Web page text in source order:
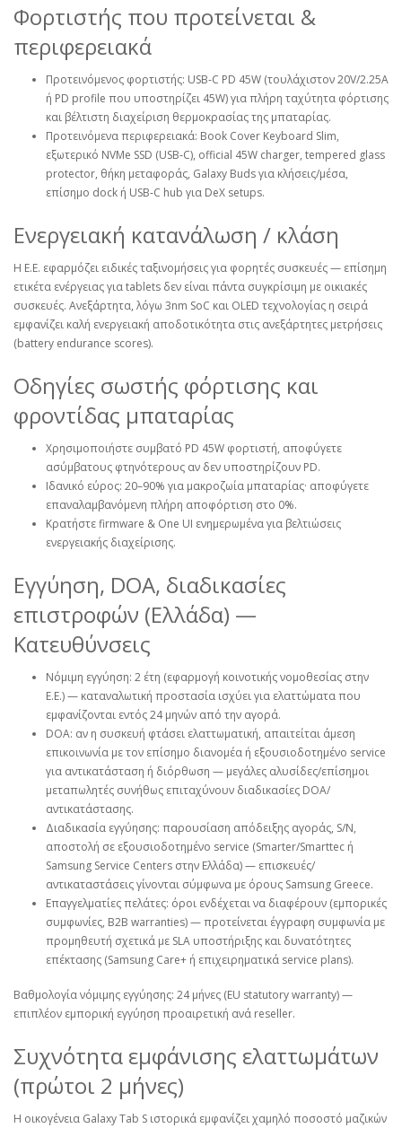
Φορτιστής που προτείνεται &
περιφερειακά
Προτεινόμενος φορτιστής: USB‑C PD 45W (τουλάχιστον 20V/2.25A
ή PD profile που υποστηρίζει 45W) για πλήρη ταχύτητα φόρτισης
και βέλτιστη διαχείριση θερμοκρασίας της μπαταρίας.
Προτεινόμενα περιφερειακά: Book Cover Keyboard Slim,
εξωτερικό NVMe SSD (USB‑C), official 45W charger, tempered glass
protector, θήκη μεταφοράς, Galaxy Buds για κλήσεις/μέσα,
επίσημο dock ή USB‑C hub για DeX setups.
Ενεργειακή κατανάλωση / κλάση
Η Ε.Ε. εφαρμόζει ειδικές ταξινομήσεις για φορητές συσκευές — επίσημη
ετικέτα ενέργειας για tablets δεν είναι πάντα συγκρίσιμη με οικιακές
συσκευές. Ανεξάρτητα, λόγω 3nm SoC και OLED τεχνολογίας η σειρά
εμφανίζει καλή ενεργειακή αποδοτικότητα στις ανεξάρτητες μετρήσεις
(battery endurance scores).
Οδηγίες σωστής φόρτισης και
φροντίδας μπαταρίας
Χρησιμοποιήστε συμβατό PD 45W φορτιστή, αποφύγετε
ασύμβατους φτηνότερους αν δεν υποστηρίζουν PD.
Ιδανικό εύρος: 20–90% για μακροζωία μπαταρίας· αποφύγετε
επαναλαμβανόμενη πλήρη αποφόρτιση στο 0%.
Κρατήστε firmware & One UI ενημερωμένα για βελτιώσεις
ενεργειακής διαχείρισης.
Εγγύηση, DOA, διαδικασίες
επιστροφών (Ελλάδα) —
Κατευθύνσεις
Νόμιμη εγγύηση: 2 έτη (εφαρμογή κοινοτικής νομοθεσίας στην
Ε.Ε.) — καταναλωτική προστασία ισχύει για ελαττώματα που
εμφανίζονται εντός 24 μηνών από την αγορά.
DOA: αν η συσκευή φτάσει ελαττωματική, απαιτείται άμεση
επικοινωνία με τον επίσημο διανομέα ή εξουσιοδοτημένο service
για αντικατάσταση ή διόρθωση — μεγάλες αλυσίδες/επίσημοι
μεταπωλητές συνήθως επιταχύνουν διαδικασίες DOA/
αντικατάστασης.
Διαδικασία εγγύησης: παρουσίαση απόδειξης αγοράς, S/N,
αποστολή σε εξουσιοδοτημένο service (Smarter/Smarttec ή
Samsung Service Centers στην Ελλάδα) — επισκευές/
αντικαταστάσεις γίνονται σύμφωνα με όρους Samsung Greece.
Επαγγελματίες πελάτες: όροι ενδέχεται να διαφέρουν (εμπορικές
συμφωνίες, B2B warranties) — προτείνεται έγγραφη συμφωνία με
προμηθευτή σχετικά με SLA υποστήριξης και δυνατότητες
επέκτασης (Samsung Care+ ή επιχειρηματικά service plans).
Βαθμολογία νόμιμης εγγύησης: 24 μήνες (EU statutory warranty) —
επιπλέον εμπορική εγγύηση προαιρετική ανά reseller.
Συχνότητα εμφάνισης ελαττωμάτων
(πρώτοι 2 μήνες)
Η οικογένεια Galaxy Tab S ιστορικά εμφανίζει χαμηλό ποσοστό μαζικών